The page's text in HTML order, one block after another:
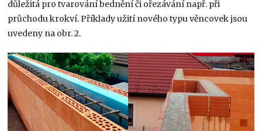
důležitá pro tvarování bednění či ořezávání např. při
průchodu krokví. Příklady užití nového typu věncovek jsou
uvedeny na obr. 2.